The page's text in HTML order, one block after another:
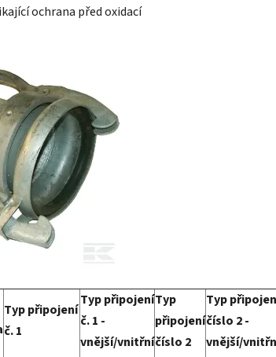
ochrana před oxidací
Typ připojení
č. 1
Typ připojení
č. 1 -
vnější/vnitřní
Typ
připojení
číslo 2
Typ
číslo 2 -
vnější/